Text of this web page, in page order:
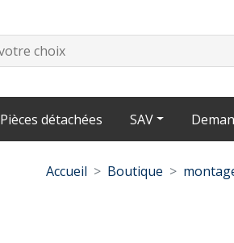
Pièces détachées SAV
Accueil Boutique